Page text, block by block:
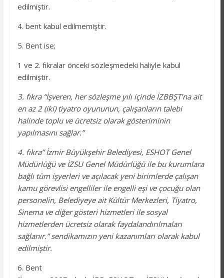
edilmiştir.
4. bent kabul edilmemiştir.
5. Bent ise;
1 ve 2. fıkralar önceki sözleşmedeki haliyle kabul
edilmiştir.
3. fıkra “İşveren, her sözleşme yılı içinde İZBBŞT’na ait
en az 2 (iki) tiyatro oyununun, çalışanların talebi
halinde toplu ve ücretsiz olarak gösteriminin
yapılmasını sağlar.”
4. fıkra” İzmir Büyükşehir Belediyesi, ESHOT Genel
Müdürlüğü ve İZSU Genel Müdürlüğü ile bu kurumlara
bağlı tüm işyerleri ve açılacak yeni birimlerde çalışan
kamu görevlisi engelliler ile engelli eşi ve çocuğu olan
personelin, Belediyeye ait Kültür Merkezleri, Tiyatro,
Sinema ve diğer gösteri hizmetleri ile sosyal
hizmetlerden ücretsiz olarak faydalandırılmaları
sağlanır.” sendikamızın yeni kazanımları olarak kabul
edilmiştir.
6. Bent